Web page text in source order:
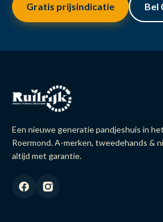
Gratis prijsindicatie Bel
Een nieuwe generatie pandjeshuis in
Roermond. A-merken, tweedehands &
altijd met garantie.